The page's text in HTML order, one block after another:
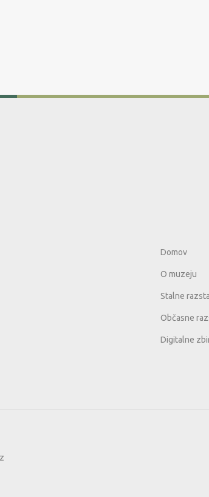
Domov
O muzeju
Stalne
Občasne
Digitalne